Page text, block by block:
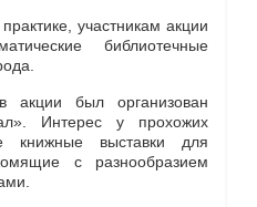
участникам акции
библиотечные
акции был организован
Интерес у прохожих
книжные выставки для
с разнообразием